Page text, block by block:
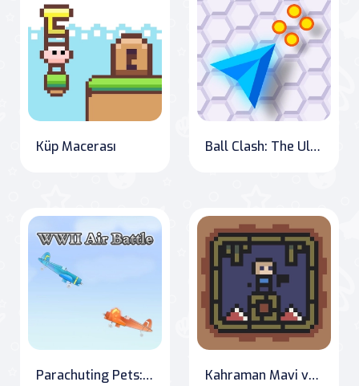
Küp Macerası Ball Clash: The Ultimate Color Challenge
Parachuting Pets: WWII Edition Kahraman Mavi vs Kızıl Ordusu